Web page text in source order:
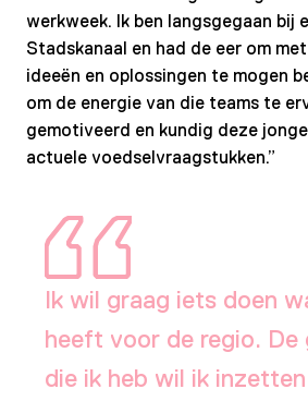
werkweek. Ik ben langsgegaan bij
Stadskanaal en had de eer om
ideeën en oplossingen te mogen
om de energie van die teams te
gemotiveerd en kundig deze
actuele voedselvraagstukken.”
Ik wil graag iets doen
heeft voor de regio. De
die ik heb wil ik